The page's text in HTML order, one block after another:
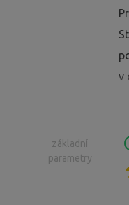
v
základní
parametry